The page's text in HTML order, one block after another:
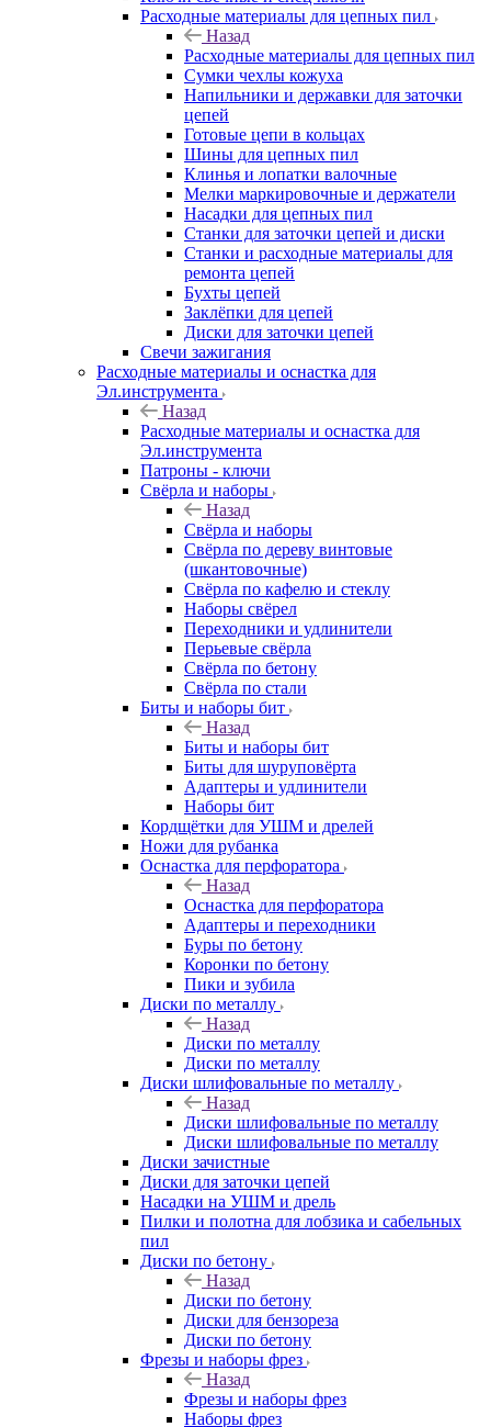
Расходные материалы для цепных пил
Назад
Расходные материалы для цепных пил
Сумки чехлы кожуха
Напильники и державки для заточки
цепей
Готовые цепи в кольцах
Шины для цепных пил
Клинья и лопатки валочные
Мелки маркировочные и держатели
Насадки для цепных пил
Станки для заточки цепей и диски
Станки и расходные материалы для
ремонта цепей
Бухты цепей
Заклёпки для цепей
Диски для заточки цепей
Свечи зажигания
Расходные материалы и оснастка для
Эл.инструмента
Назад
Расходные материалы и оснастка для
Эл.инструмента
Патроны - ключи
Свёрла и наборы
Назад
Свёрла и наборы
Свёрла по дереву винтовые
(шкантовочные)
Свёрла по кафелю и стеклу
Наборы свёрел
Переходники и удлинители
Перьевые свёрла
Свёрла по бетону
Свёрла по стали
Биты и наборы бит
Назад
Биты и наборы бит
Биты для шуруповёрта
Адаптеры и удлинители
Наборы бит
Кордщётки для УШМ и дрелей
Ножи для рубанка
Оснастка для перфоратора
Назад
Оснастка для перфоратора
Адаптеры и переходники
Буры по бетону
Коронки по бетону
Пики и зубила
Диски по металлу
Назад
Диски по металлу
Диски по металлу
Диски шлифовальные по металлу
Назад
Диски шлифовальные по металлу
Диски шлифовальные по металлу
Диски зачистные
Диски для заточки цепей
Насадки на УШМ и дрель
Пилки и полотна для лобзика и сабельных
пил
Диски по бетону
Назад
Диски по бетону
Диски для бензореза
Диски по бетону
Фрезы и наборы фрез
Назад
Фрезы и наборы фрез
Наборы фрез